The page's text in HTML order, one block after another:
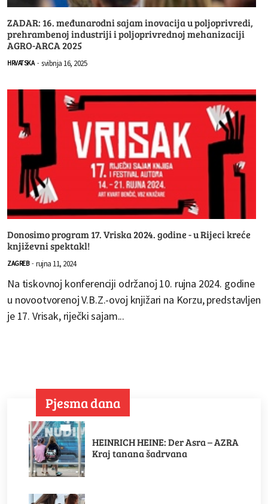
ZADAR: 16. međunarodni sajam inovacija u poljoprivredi,
prehrambenoj industriji i poljoprivrednoj mehanizaciji
AGRO-ARCA 2025
HRVATSKA - svibnja 16, 2025
Donosimo program 17. Vriska 2024. godine - u Rijeci kreće
književni spektakl!
ZAGREB - rujna 11, 2024
Na tiskovnoj konferenciji održanoj 10. rujna 2024. godine
u novootvorenoj V.B.Z.-ovoj knjižari na Korzu, predstavljen
je 17. Vrisak, riječki sajam...
Pjesma dana
HEINRICH HEINE: Der Asra – AZRA
Kraj tanana šadrvana